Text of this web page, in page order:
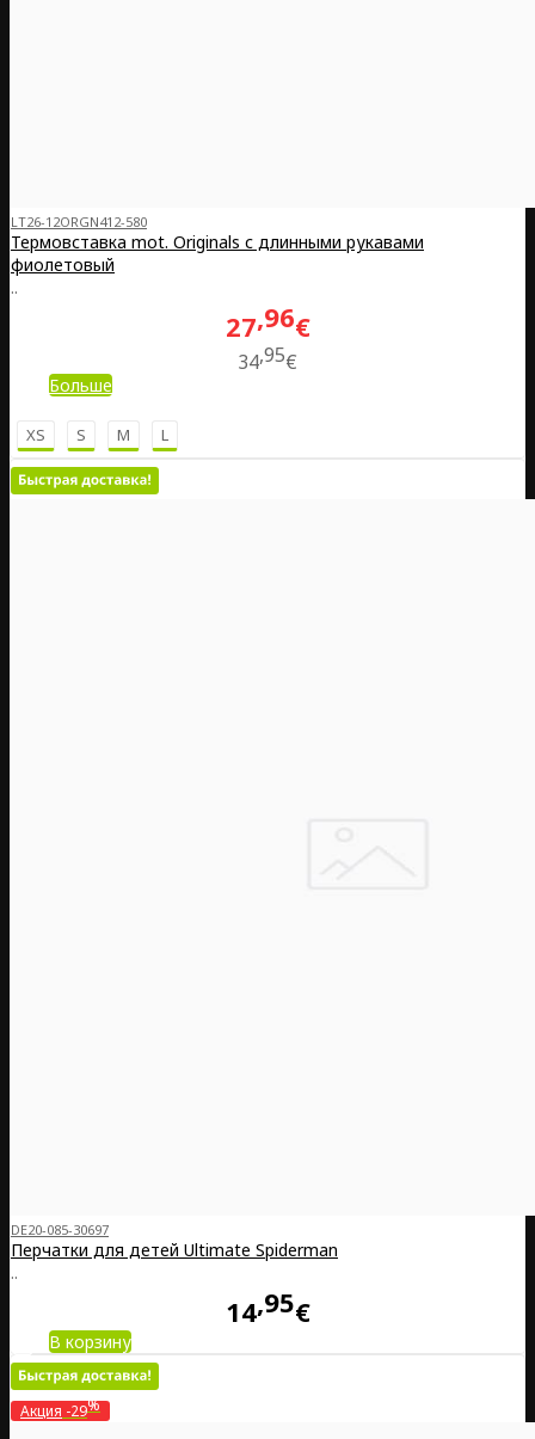
LT26-12ORGN412-580
Термовставка mot. Originals с длинными рукавами
фиолетовый
..
27 96€
3495€
Больше
XS S M L
DE20-085-30697
Перчатки для детей Ultimate Spiderman
..
14 95€
В корзину
Акция -29%